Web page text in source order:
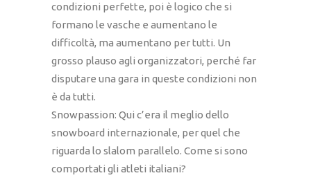
condizioni perfette, poi è logico che si
formano le vasche e aumentano le
difficoltà, ma aumentano per tutti. Un
grosso plauso agli organizzatori, perché far
disputare una gara in queste condizioni non
è da tutti.
Snowpassion: Qui c’era il meglio dello
snowboard internazionale, per quel che
riguarda lo slalom parallelo. Come si sono
comportati gli atleti italiani?